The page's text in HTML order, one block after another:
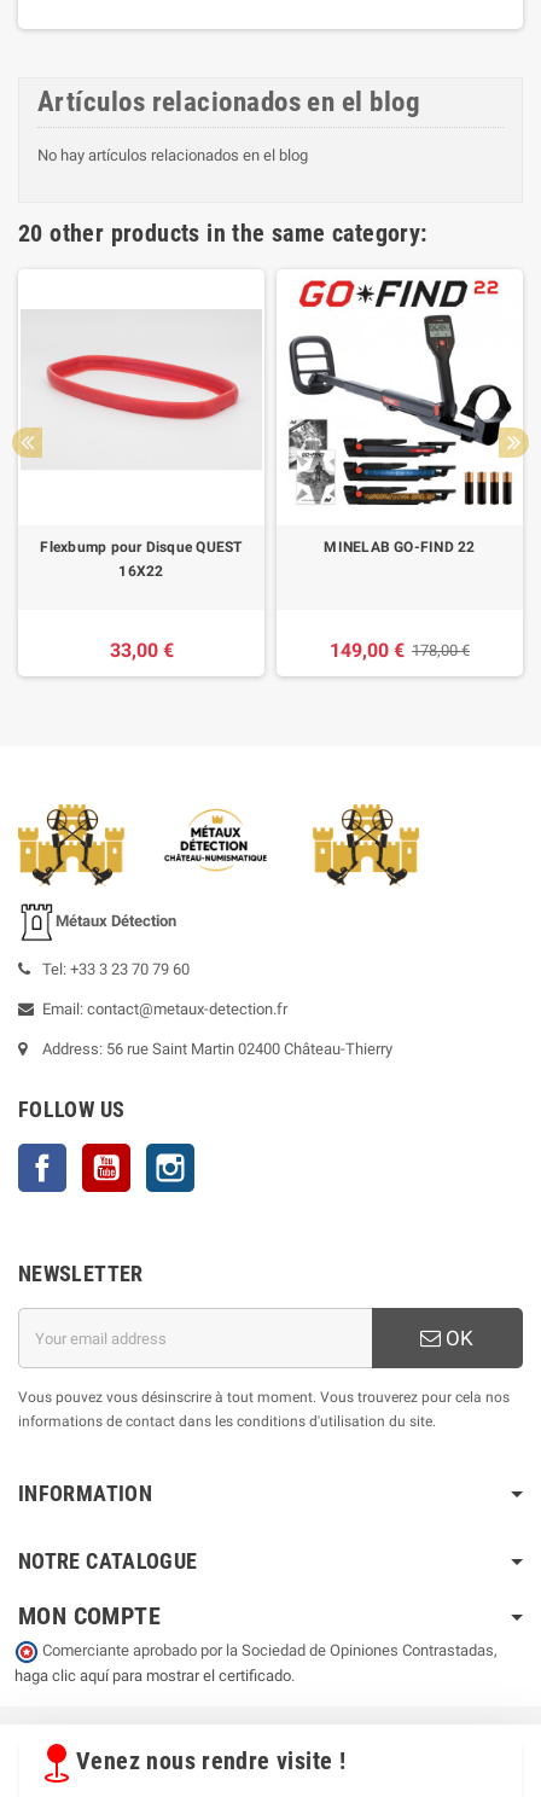
Artículos relacionados en el blog
No hay artículos relacionados en el blog
20 other products in the same category:
Flexbump pour Disque QUEST
16X22
33,00 €
MINELAB GO-FIND 22
149,00 € 178,00 €
Métaux Détection
Tel: +33 3 23 70 79 60
Email: contact@metaux-detection.fr
Address: 56 rue Saint Martin 02400 Château-Thierry
FOLLOW US
Facebook YouTube
NEWSLETTER
OK
Vous pouvez vous désinscrire à tout moment. Vous trouverez pour cela nos
informations de contact dans les conditions d'utilisation du site.
INFORMATION
NOTRE CATALOGUE
MON COMPTE
Comerciante aprobado por la Sociedad de Opiniones Contrastadas,
haga clic aquí para mostrar el certificado.
Venez nous rendre visite !